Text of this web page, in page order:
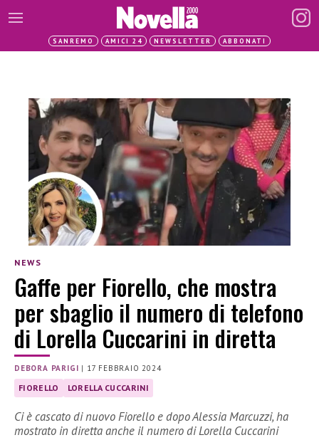
SANREMO AMICI 24 NEWSLETTER ABBONATI
NEWS
Gaffe per Fiorello, che mostra
per sbaglio il numero di telefono
di Lorella Cuccarini in diretta
DEBORA PARIGI | 17 FEBBRAIO 2024
FIORELLO LORELLA CUCCARINI
Ci è cascato di nuovo Fiorello e dopo Alessia Marcuzzi, ha
mostrato in diretta anche il numero di Lorella Cuccarini